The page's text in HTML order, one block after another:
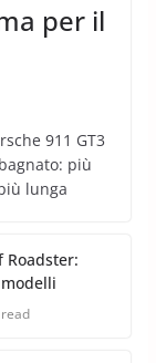
per il
911 GT3
più
lunga
Roadster: